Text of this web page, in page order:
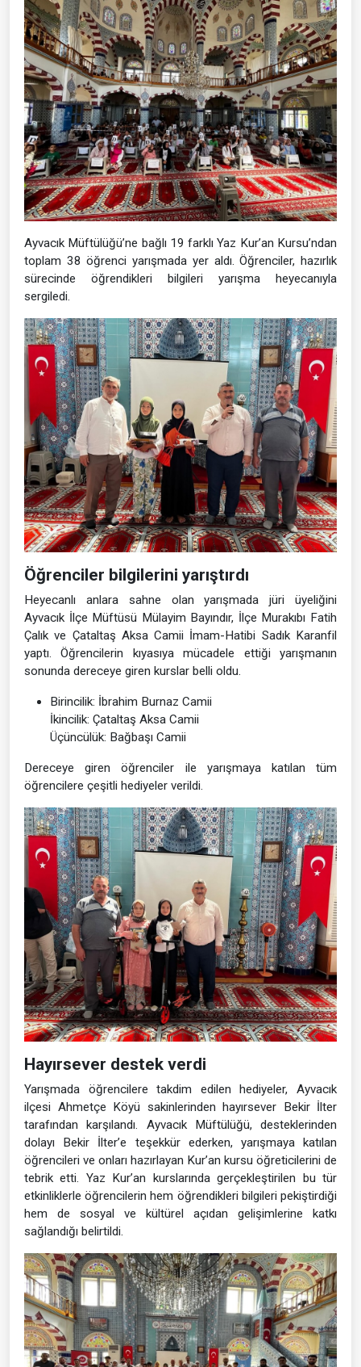
Ayvacık Müftülüğü’ne bağlı 19 farklı Yaz Kur’an Kursu’ndan
toplam 38 öğrenci yarışmada yer aldı. Öğrenciler, hazırlık
sürecinde öğrendikleri bilgileri yarışma heyecanıyla
sergiledi.
Öğrenciler bilgilerini yarıştırdı
Heyecanlı anlara sahne olan yarışmada jüri üyeliğini
Ayvacık İlçe Müftüsü Mülayim Bayındır, İlçe Murakıbı Fatih
Çalık ve Çataltaş Aksa Camii İmam-Hatibi Sadık Karanfil
yaptı. Öğrencilerin kıyasıya mücadele ettiği yarışmanın
sonunda dereceye giren kurslar belli oldu.
Birincilik: İbrahim Burnaz Camii
İkincilik: Çataltaş Aksa Camii
Üçüncülük: Bağbaşı Camii
Dereceye giren öğrenciler ile yarışmaya katılan tüm
öğrencilere çeşitli hediyeler verildi.
Hayırsever destek verdi
Yarışmada öğrencilere takdim edilen hediyeler, Ayvacık
ilçesi Ahmetçe Köyü sakinlerinden hayırsever Bekir İlter
tarafından karşılandı. Ayvacık Müftülüğü, desteklerinden
dolayı Bekir İlter’e teşekkür ederken, yarışmaya katılan
öğrencileri ve onları hazırlayan Kur’an kursu öğreticilerini de
tebrik etti. Yaz Kur’an kurslarında gerçekleştirilen bu tür
etkinliklerle öğrencilerin hem öğrendikleri bilgileri pekiştirdiği
hem de sosyal ve kültürel açıdan gelişimlerine katkı
sağlandığı belirtildi.